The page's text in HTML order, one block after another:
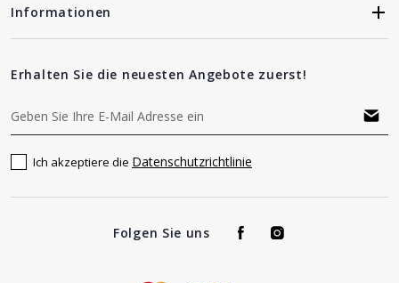
Informationen
Erhalten Sie die neuesten Angebote zuerst!
Ich akzeptiere die Datenschutzrichtlinie
Folgen Sie uns